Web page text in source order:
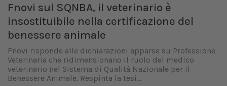
Fnovi sul SQNBA, il veterinario è
insostituibile nella certificazione del
benessere animale
Fnovi risponde alle dichiarazioni apparse su Professione
Veterinaria che ridimensionano il ruolo del medico
veterinario nel Sistema di Qualità Nazionale per il
Benessere Animale. Respinta la tesi...